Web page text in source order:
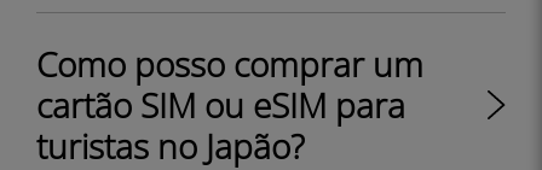
Como posso comprar um
cartão SIM ou eSIM para
turistas no Japão?